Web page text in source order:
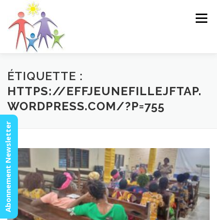
contenu
Menu
ACCUEIL ACTUALITÉS
VIDÉOS CONTACT ESPACE MEMBRES
ÉTIQUETTE :
HTTPS://EFFJEUNEFILLEJFTAP.
WORDPRESS.COM/?P=755
Abonnement Newsletter